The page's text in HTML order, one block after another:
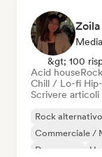
&gt; 100
Acid house
Chill / Lo-fi
Scrivere articoli
Rock alternativo
Commerciale /
Dream pop